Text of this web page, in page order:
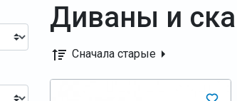
Диваны и
Сначала старые